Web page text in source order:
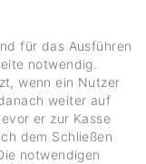
für das Ausführen
notwendig.
wenn ein Nutzer
weiter auf
er zur Kasse
dem Schließen
notwen­digen